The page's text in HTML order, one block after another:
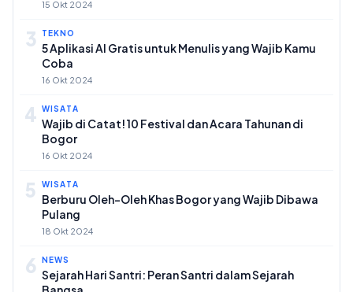
15 Okt 2024
3 TEKNO
5 Aplikasi AI Gratis untuk Menulis yang Wajib Kamu
Coba
16 Okt 2024
4 WISATA
Wajib di Catat! 10 Festival dan Acara Tahunan di
Bogor
16 Okt 2024
5 WISATA
Berburu Oleh-Oleh Khas Bogor yang Wajib Dibawa
Pulang
18 Okt 2024
6 NEWS
Sejarah Hari Santri: Peran Santri dalam Sejarah